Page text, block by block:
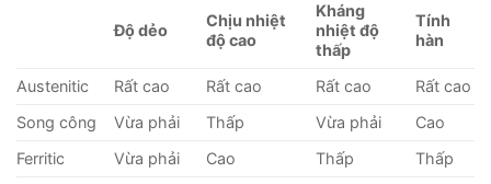
Độ dẻo
Chịu nhiệt
độ cao
Kháng
nhiệt độ
thấp
Tính
hàn
Austenitic Rất cao Rất cao Rất cao
Rất cao
Song công
Vừa phải Thấp Vừa phải
Cao
Ferritic
Vừa phải Cao Thấp
Thấp